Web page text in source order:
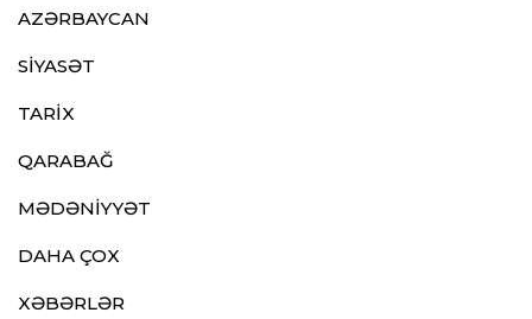
AZƏRBAYCAN
SİYASƏT
TARİX
QARABAĞ
MƏDƏNİYYƏT
DAHA ÇOX
XƏBƏRLƏR